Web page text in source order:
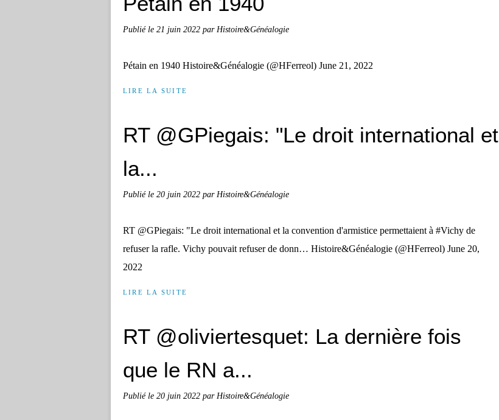
Publié le 21 juin 2022 par Histoire&Généalogie
Pétain en 1940 Histoire&Généalogie (@HFerreol) June 21, 2022
LIRE LA SUITE
RT @GPiegais: "Le droit international et
la...
Publié le 20 juin 2022 par Histoire&Généalogie
RT @GPiegais: "Le droit international et la convention d'armistice permettaient à #Vichy de
refuser la rafle. Vichy pouvait refuser de donn… Histoire&Généalogie (@HFerreol) June 20,
2022
LIRE LA SUITE
RT @oliviertesquet: La dernière fois
que le RN a...
Publié le 20 juin 2022 par Histoire&Généalogie